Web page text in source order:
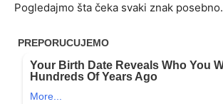
Pogledajmo šta čeka svaki znak posebno.